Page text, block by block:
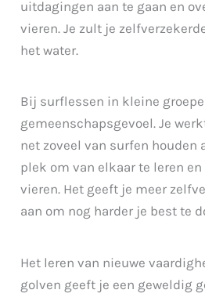
uitdagingen aan te gaan en
vieren. Je zult je
het water.
Bij surflessen in kleine
gemeenschapsgevoel. Je
net zoveel van surfen houden
plek om van elkaar te leren
vieren. Het geeft je meer
aan om nog harder je best te
Het leren van nieuwe
golven geeft je een geweldig